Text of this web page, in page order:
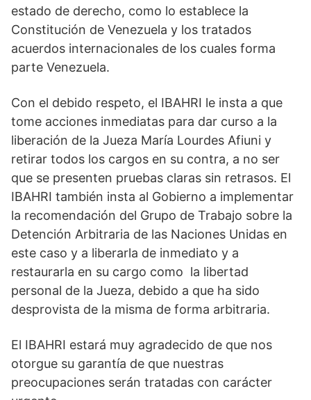
estado de derecho, como lo establece la
Constitución de Venezuela y los tratados
acuerdos internacionales de los cuales forma
parte Venezuela.
Con el debido respeto, el IBAHRI le insta a que
tome acciones inmediatas para dar curso a la
liberación de la Jueza María Lourdes Afiuni y
retirar todos los cargos en su contra, a no ser
que se presenten pruebas claras sin retrasos. El
IBAHRI también insta al Gobierno a implementar
la recomendación del Grupo de Trabajo sobre la
Detención Arbitraria de las Naciones Unidas en
este caso y a liberarla de inmediato y a
restaurarla en su cargo como la libertad
personal de la Jueza, debido a que ha sido
desprovista de la misma de forma arbitraria.
El IBAHRI estará muy agradecido de que nos
otorgue su garantía de que nuestras
preocupaciones serán tratadas con carácter